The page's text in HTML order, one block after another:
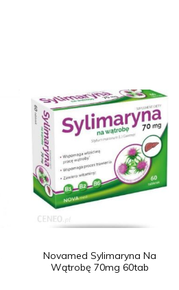
Novamed Sylimaryna Na
Wątrobę 70mg 60tab